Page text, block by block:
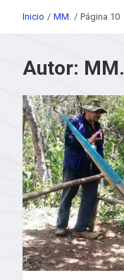
Inicio MM. Página 10
Autor: MM.